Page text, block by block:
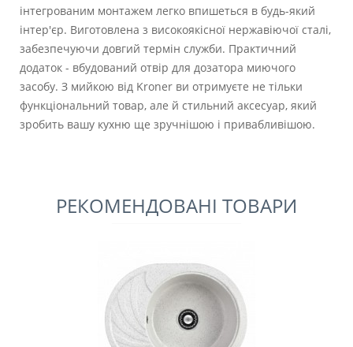
інтегрованим монтажем легко впишеться в будь-який
інтер'єр. Виготовлена з високоякісної нержавіючої сталі,
забезпечуючи довгий термін служби. Практичний
додаток - вбудований отвір для дозатора миючого
засобу. З мийкою від Kroner ви отримуєте не тільки
функціональний товар, але й стильний аксесуар, який
зробить вашу кухню ще зручнішою і привабливішою.
РЕКОМЕНДОВАНІ ТОВАРИ